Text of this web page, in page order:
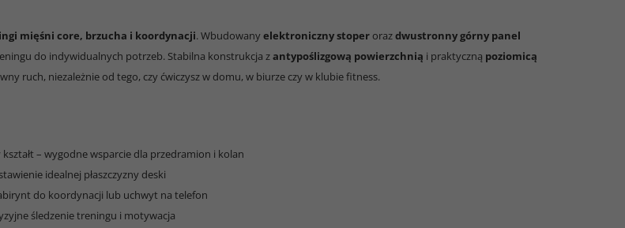
mięśni core, brzucha i koordynacji. Wbudowanyelektroniczny stoper orazdwustronny górny panel
do indywidualnych potrzeb. Stabilna konstrukcja zantypoślizgową powierzchnią i praktyczną poziomicą
ruch, niezależnie od tego, czy ćwiczysz w domu, w biurze czy w klubie fitness.
– wygodne wsparcie dla przedramion i kolan
idealnej płaszczyzny deski
do koordynacji lub uchwyt na telefon
śledzenie treningu i motywacja